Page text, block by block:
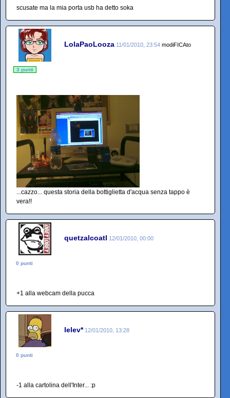
scusate ma la mia porta usb ha detto soka
LolaPaoLooza 11/01/2010, 23:54 modiFICAto
3 punti
...cazzo... questa storia della bottiglietta d'acqua senza tappo è
vera!!
quetzalcoatl 12/01/2010, 00:00
0 punti
+1 alla webcam della pucca
lelev* 12/01/2010, 13:28
0 punti
-1 alla cartolina dell'Inter... :p